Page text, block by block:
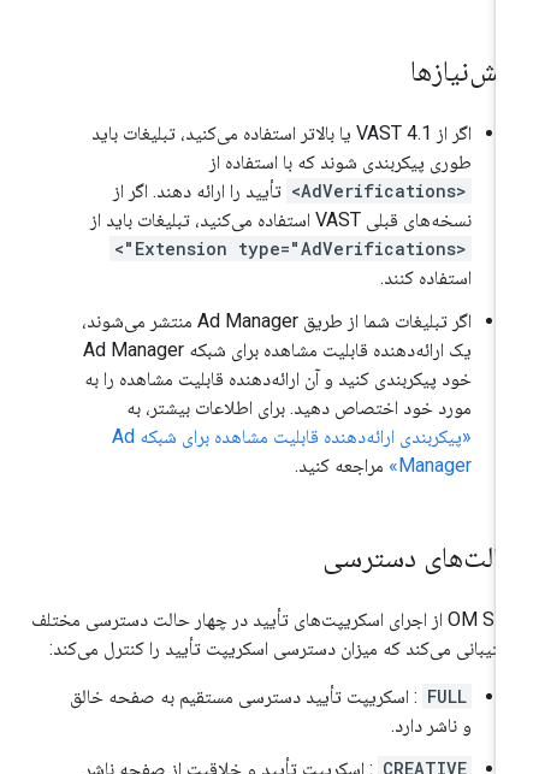
اگر از VAST 4.1 یا بالاتر استفاده می‌کنید، تبلیغات باید
طوری پیکربندی شوند که با استفاده از
تأیید را ارائه دهند. اگر از
نسخه‌های قبلی VAST استفاده می‌کنید، تبلیغات باید از
استفاده کنند.
اگر تبلیغات شما از طریق Ad Manager منتشر می‌شوند،
یک ارائه‌دهنده قابلیت مشاهده برای شبکه Ad Manager
خود پیکربندی کنید و آن ارائه‌دهنده قابلیت مشاهده را به
مورد خود اختصاص دهید. برای اطلاعات بیشتر، به
«پیکربندی ارائه‌دهنده قابلیت مشاهده برای شبکه Ad
Manager» مراجعه کنید.
دسترسی
OM SDK از اجرای اسکریپت‌های تأیید در چهار حالت دسترسی مختلف
می‌کند که میزان دسترسی اسکریپت تأیید را کنترل می‌کند:
FULL : اسکریپت تأیید دسترسی مستقیم به صفحه خالق
و ناشر دارد.
CREATIVE : اسکریپت تأیید و خلاقیت از صفحه ناشر